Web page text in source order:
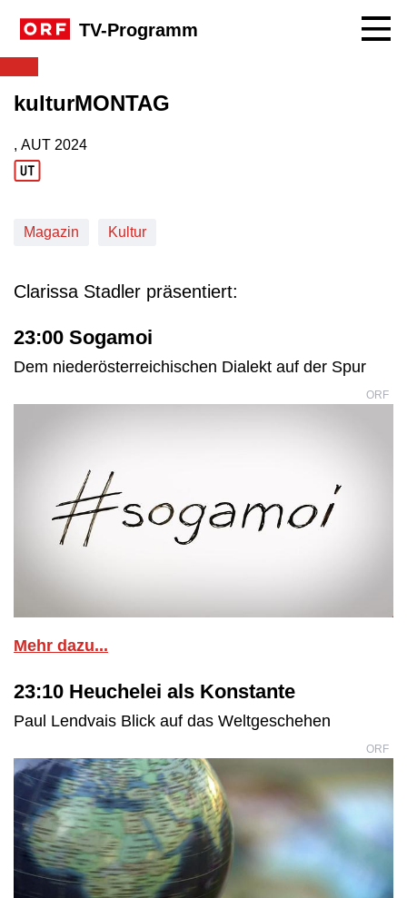
TV-Programm
kulturMONTAG
Produktionsland: AUT
, AUT
Produktionsjahr: 2024
2024
Magazin Kultur
Clarissa Stadler präsentiert:
23:00 Sogamoi
Dem niederösterreichischen Dialekt auf der Spur
ORF
Mehr dazu...
23:10 Heuchelei als Konstante
Paul Lendvais Blick auf das Weltgeschehen
ORF